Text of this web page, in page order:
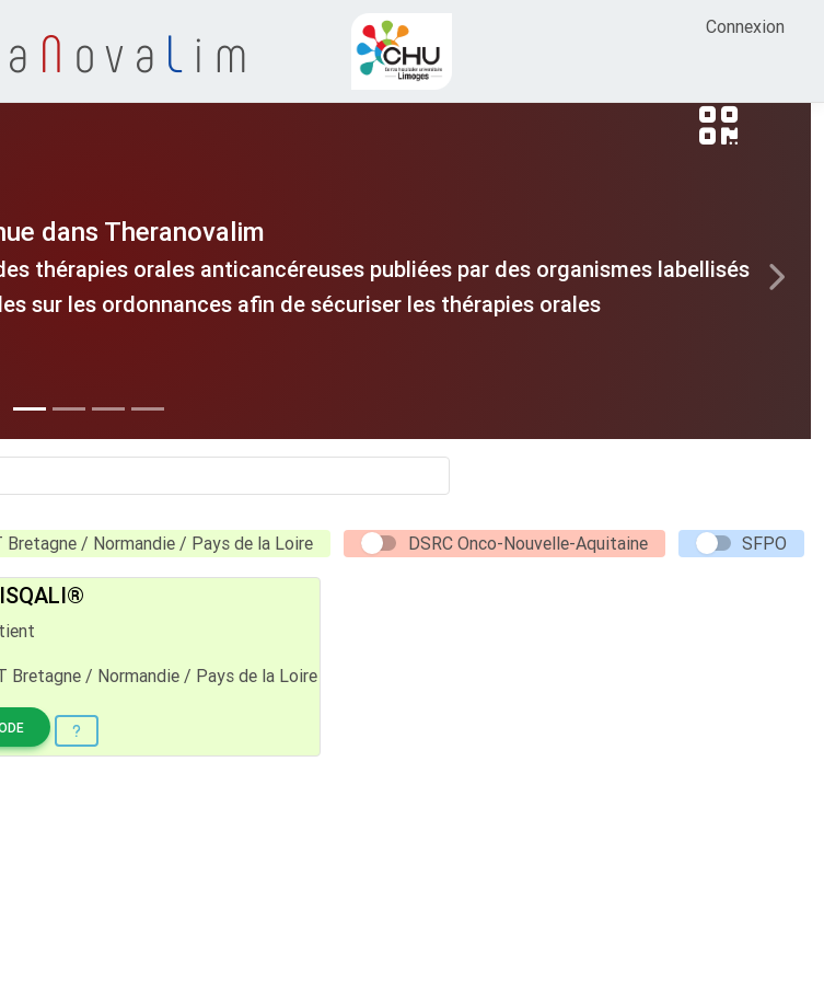
N ova L im Connexion
dans Theranovalim
thérapies orales anticancéreuses publiées par des organismes labellisés
sur les ordonnances afin de sécuriser les thérapies orales
Next
Bretagne / Normandie / Pays de la Loire DSRC Onco-Nouvelle-Aquitaine SFPO
Bretagne / Normandie / Pays de la Loire